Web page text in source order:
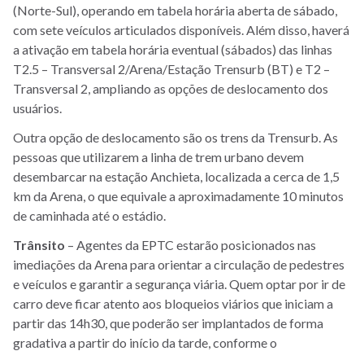
(Norte-Sul), operando em tabela horária aberta de sábado,
com sete veículos articulados disponíveis. Além disso, haverá
a ativação em tabela horária eventual (sábados) das linhas
T2.5 – Transversal 2/Arena/Estação Trensurb (BT) e T2 –
Transversal 2, ampliando as opções de deslocamento dos
usuários.
Outra opção de deslocamento são os trens da Trensurb. As
pessoas que utilizarem a linha de trem urbano devem
desembarcar na estação Anchieta, localizada a cerca de 1,5
km da Arena, o que equivale a aproximadamente 10 minutos
de caminhada até o estádio.
Trânsito – Agentes da EPTC estarão posicionados nas
imediações da Arena para orientar a circulação de pedestres
e veículos e garantir a segurança viária. Quem optar por ir de
carro deve ficar atento aos bloqueios viários que iniciam a
partir das 14h30, que poderão ser implantados de forma
gradativa a partir do início da tarde, conforme o